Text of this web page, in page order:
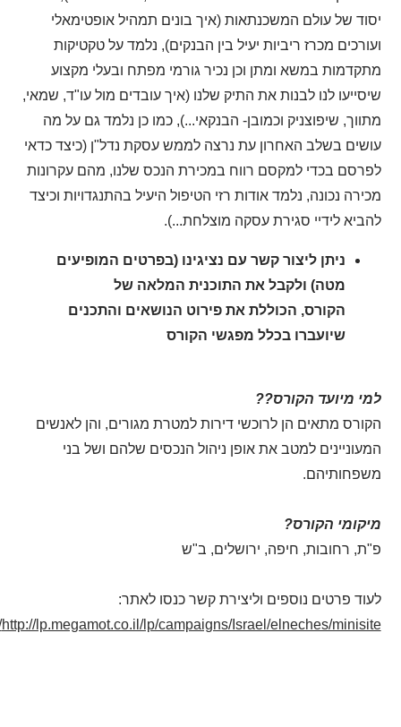
יסוד של עולם המשכנתאות (איך בונים תמהיל אופטימאלי
ועורכים מכרז ריביות יעיל בין הבנקים), נלמד על טקטיקות
מתקדמות במשא ומתן וכן נכיר גורמי מפתח ובעלי מקצוע
שיסייעו לנו לבנות את התיק שלנו (איך עובדים מול עו"ד, שמאי,
מתווך, שיפוצניק וכמובן- הבנקאי...), כמו כן נלמד גם על מה
עושים בשלב האחרון עת נרצה לממש עסקת נדל"ן (כיצד כדאי
לפרסם בכדי למקסם רווח במכירת הנכס שלנו, מהם עקרונות
מכירה נכונה, נלמד אודות רזי הטיפול היעיל בהתנגדויות וכיצד
להביא לידיי סגירת עסקה מוצלחת...).
ניתן ליצור קשר עם נציגינו (בפרטים המופיעים
מטה) ולקבל את התוכנית המלאה של
הקורס, הכוללת את פירוט הנושאים והתכנים
שיועברו בכלל מפגשי הקורס
למי מיועד הקורס??
הקורס מתאים הן לרוכשי דירות למטרת מגורים, והן לאנשים
המעוניינים למטב את אופן ניהול הנכסים שלהם ושל בני
משפחותיהם.
מיקומי הקורס?
פ"ת, רחובות, חיפה, ירושלים, ב"ש
לעוד פרטים נוספים וליצירת קשר כנסו לאתר:
http://lp.megamot.co.il/lp/campaigns/Israel/elneches/minisite/